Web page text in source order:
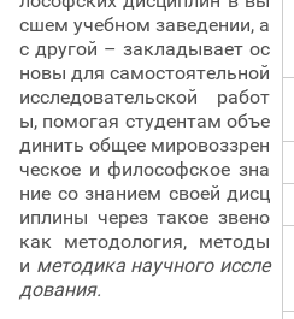
сшем учебном заведении, а
с другой – закладывает ос
новы для самостоятельной
исследовательской работ
ы, помогая студентам объе
динить общее мировоззрен
ческое и философское зна
ние со знанием своей дисц
иплины через такое звено
как методология, методы
и методика научного иссле
дования.